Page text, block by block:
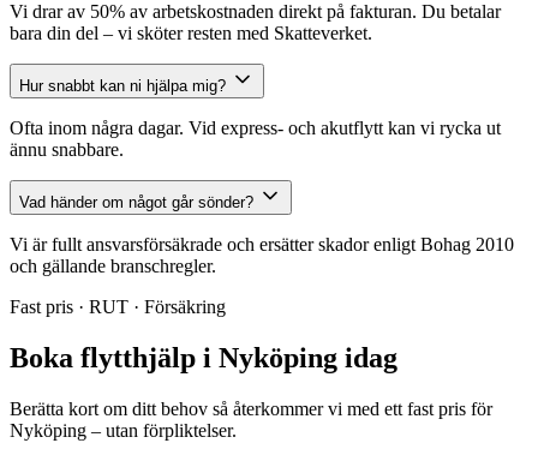
Vi drar av 50% av arbetskostnaden direkt på fakturan. Du betalar
bara din del – vi sköter resten med Skatteverket.
Hur snabbt kan ni hjälpa mig?
Ofta inom några dagar. Vid express- och akutflytt kan vi rycka ut
ännu snabbare.
Vad händer om något går sönder?
Vi är fullt ansvarsförsäkrade och ersätter skador enligt Bohag 2010
och gällande branschregler.
Fast pris · RUT · Försäkring
Boka flytthjälp i Nyköping idag
Berätta kort om ditt behov så återkommer vi med ett fast pris för
Nyköping – utan förpliktelser.